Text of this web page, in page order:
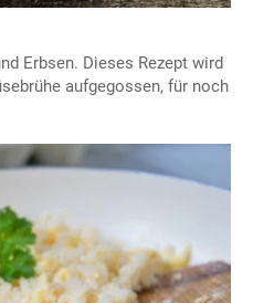
Erbsen. Dieses Rezept wird
aufgegossen, für noch